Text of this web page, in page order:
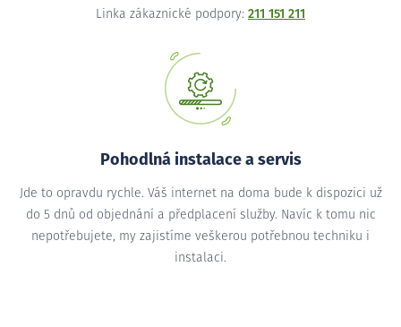
Linka zákaznické podpory: 211 151 211
Pohodlná instalace a servis
Jde to opravdu rychle. Váš internet na doma bude k dispozici už
do 5 dnů od objednání a předplacení služby. Navíc k tomu nic
nepotřebujete, my zajistíme veškerou potřebnou techniku i
instalaci.